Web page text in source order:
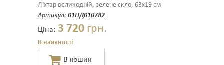
Ліхтар великодній, зелене скло, 63х19 см
Артикул: 01ПД010782
Ціна: 3 720 грн.
В наявності